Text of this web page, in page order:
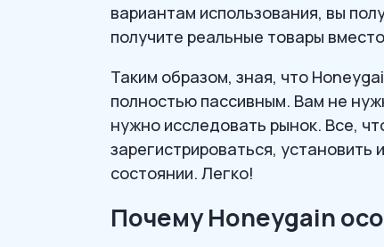
вариантам использования, вы
получите реальные товары
Таким образом, зная, что
полностью пассивным. Вам не
нужно исследовать рынок. Все,
зарегистрироваться,
состоянии. Легко!
Почему Honeygain